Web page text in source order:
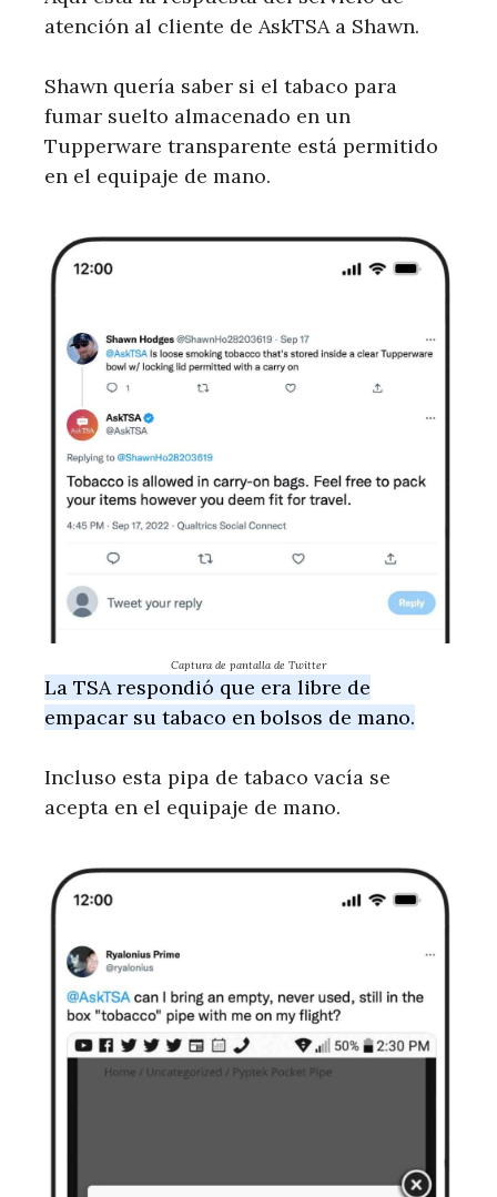
atención al cliente de AskTSA a Shawn.
Shawn quería saber si el tabaco para
fumar suelto almacenado en un
Tupperware transparente está permitido
en el equipaje de mano.
Captura de pantalla de Twitter
La TSA respondió que era libre de
empacar su tabaco en bolsos de mano.
Incluso esta pipa de tabaco vacía se
acepta en el equipaje de mano.